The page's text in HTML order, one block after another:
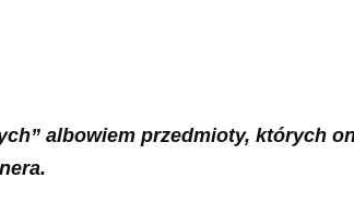
albowiem przedmioty, których